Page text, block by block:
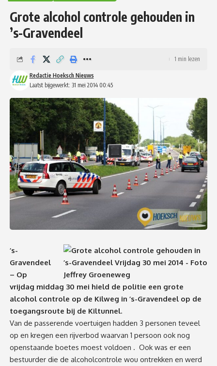
Grote alcohol controle gehouden in
’s-Gravendeel
Laatst bijgewerkt: 31 mei 2014 00:45
Redactie Hoeksch Nieuws
1 min lezen
’s-
Gravendeel
– Op
vrijdag middag 30 mei hield de politie een grote
alcohol controle op de Kilweg in ’s-Gravendeel op de
toegangsroute bij de Kiltunnel.
Van de passerende voertuigen hadden 3 personen teveel
op en kregen een rijverbod waarvan 1 persoon ook nog
openstaande boetes moest voldoen . Ook was er een
bestuurder die de alcoholcontrole wou ontrekken en werd